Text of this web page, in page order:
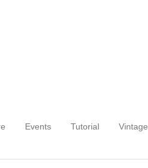
Events Tutorial Vintage